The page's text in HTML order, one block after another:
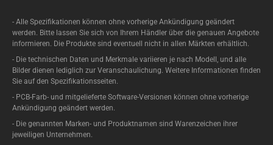
- Alle Spezifikationen können ohne vorherige Ankündigung geändert
werden. Bitte lassen Sie sich von Ihrem Händler über die genauen Angebote
informieren. Die Produkte sind eventuell nicht in allen Märkten erhältlich.
- Die technischen Daten und Merkmale variieren je nach Modell, und alle
Bilder dienen lediglich zur Veranschaulichung. Weitere Informationen finden
Sie auf den Spezifikationsseiten.
- PCB-Farb- und mitgelieferte Software-Versionen können ohne vorherige
Ankündigung geändert werden.
- Die genannten Marken- und Produktnamen sind Warenzeichen ihrer
jeweiligen Unternehmen.